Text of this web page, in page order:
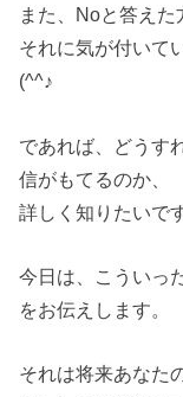
また、Noと答えた
それに気が付いて
(^^♪
であれば、どうす
信がもてるのか、
詳しく知りたいで
今日は、こういっ
をお伝えします。
それは将来あなた